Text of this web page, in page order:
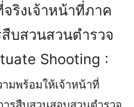
ริงเจ้าหน้าที่ภาค
บสวนสวนตำรวจ
Shooting :
มพร้อมให้เจ้าหน้าที่